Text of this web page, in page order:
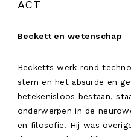
ACT
Beckett en wetenschap
Becketts werk rond
stem en het absurde en
betekenisloos bestaan,
onderwerpen in de
en filosofie. Hij was